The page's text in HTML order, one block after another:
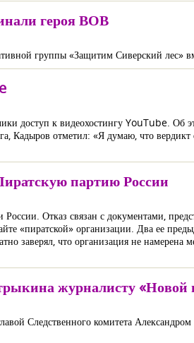
героя ВОВ
группы «Защитим Сиверский лес»
доступ к видеохостингу YouTube. Об
Кадыров отметил: «Я думаю, что
партию России
Отказ связан с документами,
«пиратской» организации. Два ее
заверял, что организация не намерена
журналисту «Новой
Следственного комитета